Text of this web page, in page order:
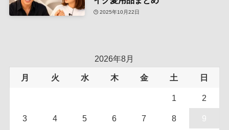
2025年10月22日
2026年8月
月 火 水 木 金 土 日
1 2
3 4 5 6 7 8 9